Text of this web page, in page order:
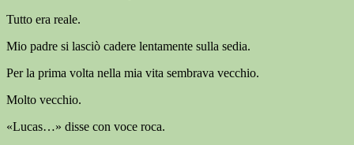
Tutto era reale.
Mio padre si lasciò cadere lentamente sulla sedia.
Per la prima volta nella mia vita sembrava vecchio.
Molto vecchio.
«Lucas…» disse con voce roca.